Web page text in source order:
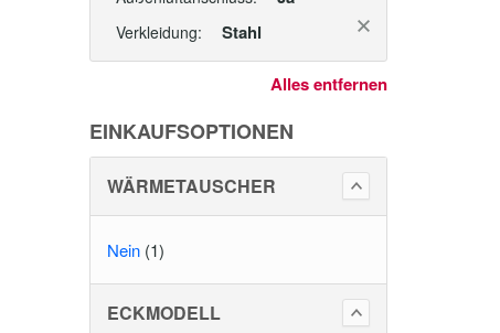
Verkleidung: Stahl
Alles entfernen
EINKAUFSOPTIONEN
WÄRMETAUSCHER
Nein (1)
ECKMODELL